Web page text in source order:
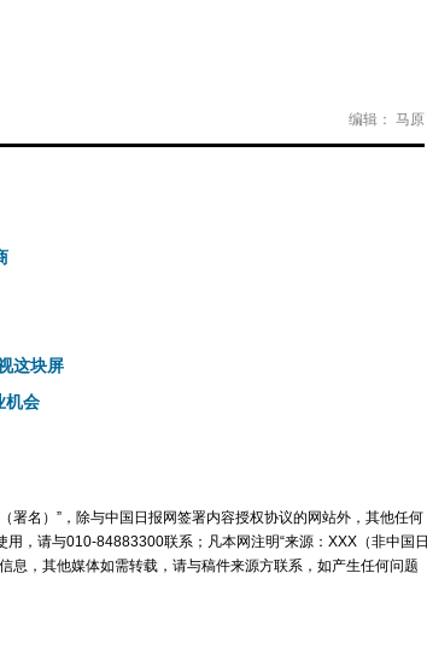
编辑： 马原
这块屏
机会
署名）”，除与中国日报网签署内容授权协议的网站外，其他任何
，请与010-84883300联系；凡本网注明“来源：XXX（非中国日
息，其他媒体如需转载，请与稿件来源方联系，如产生任何问题